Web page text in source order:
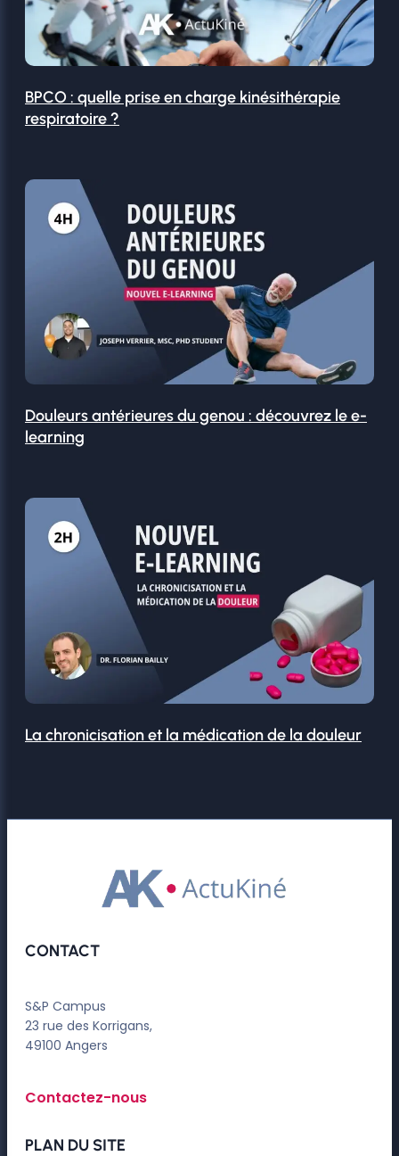
BPCO : quelle prise en charge kinésithérapie
respiratoire ?
Douleurs antérieures du genou : découvrez le e-
learning
La chronicisation et la médication de la douleur
CONTACT
S&P Campus
23 rue des Korrigans,
49100 Angers
Contactez-nous
PLAN DU SITE